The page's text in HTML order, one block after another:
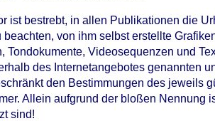
ist bestrebt, in allen Publikationen die
beachten, von ihm selbst erstellte
Tondokumente, Videosequenzen und
des Internetangebotes genannten
den Bestimmungen des jeweils
Allein aufgrund der bloßen Nennung
sind!